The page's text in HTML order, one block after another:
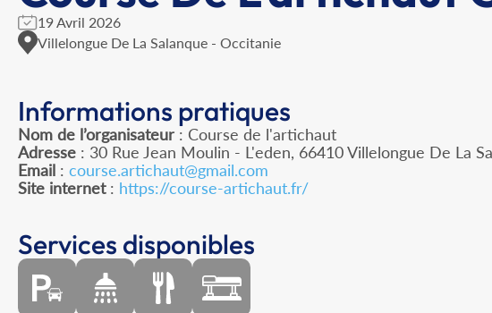
19 Avril 2026
Villelongue De La Salanque - Occitanie
Informations pratiques
Nom de l’organisateur : Course de l'artichaut
Adresse : 30 Rue Jean Moulin - L'eden, 66410 Villelongue De La
Email : course.artichaut@gmail.com
Site internet: https://course-artichaut.fr/
Services disponibles